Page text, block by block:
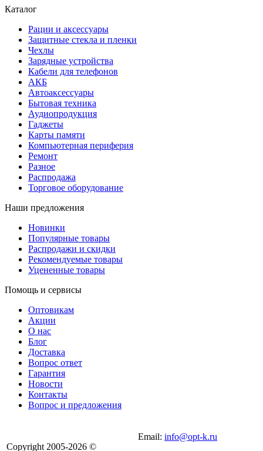
Каталог
Рации и аксессуары
Защитные стекла и пленки
Чехлы
Зарядные устройства
Кабели для телефонов
АКБ
Автоаксессуары
Бытовая техника
Аудиопродукция
Гаджеты
Карты памяти
Компьютерная периферия
Ремонт
Разное
Распродажа
Торговое оборудование
Наши предложения
Новинки
Популярные товары
Распродажи и скидки
Рекомендуемые товары
Уцененные товары
Помощь и сервисы
Оптовикам
Акции
О нас
Блог
Доставка
Вопрос ответ
Гарантия
Новости
Контакты
Вопрос и предложения
Copyright 2005-2026 ©
Email: info@opt-k.ru